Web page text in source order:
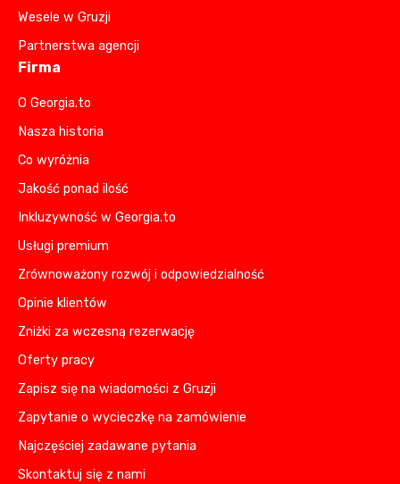
Wesele w Gruzji
Partnerstwa agencji
Firma
O Georgia.to
Nasza historia
Co wyróżnia
Jakość ponad ilość
Inkluzywność w Georgia.to
Usługi premium
Zrównoważony rozwój i odpowiedzialność
Opinie klientów
Zniżki za wczesną rezerwację
Oferty pracy
Zapisz się na wiadomości z Gruzji
Zapytanie o wycieczkę na zamówienie
Najczęściej zadawane pytania
Skontaktuj się z nami